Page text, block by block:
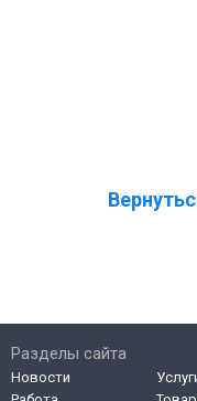
Разделы сайта
Новости